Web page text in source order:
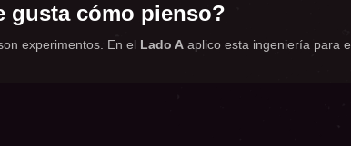
gusta cómo pienso?
experimentos. En el Lado A aplico esta ingeniería para